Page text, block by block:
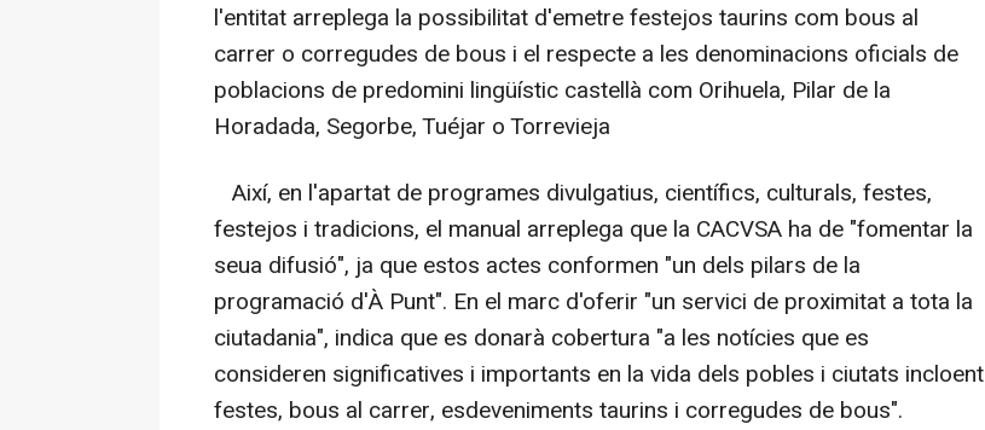
l'entitat arreplega la possibilitat d'emetre festejos taurins com bous al
carrer o corregudes de bous i el respecte a les denominacions oficials de
poblacions de predomini lingüístic castellà com Orihuela, Pilar de la
Horadada, Segorbe, Tuéjar o Torrevieja
Així, en l'apartat de programes divulgatius, científics, culturals, festes,
festejos i tradicions, el manual arreplega que la CACVSA ha de "fomentar la
seua difusió", ja que estos actes conformen "un dels pilars de la
programació d'À Punt". En el marc d'oferir "un servici de proximitat a tota la
ciutadania", indica que es donarà cobertura "a les notícies que es
consideren significatives i importants en la vida dels pobles i ciutats incloent
festes, bous al carrer, esdeveniments taurins i corregudes de bous".